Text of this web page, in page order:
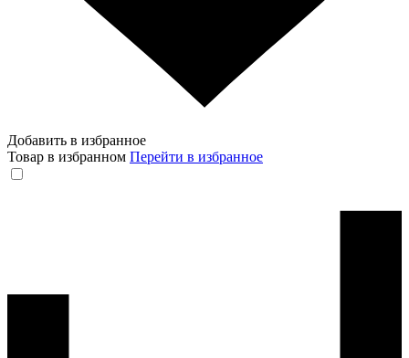
Добавить в избранное
Товар в избранном Перейти в избранное